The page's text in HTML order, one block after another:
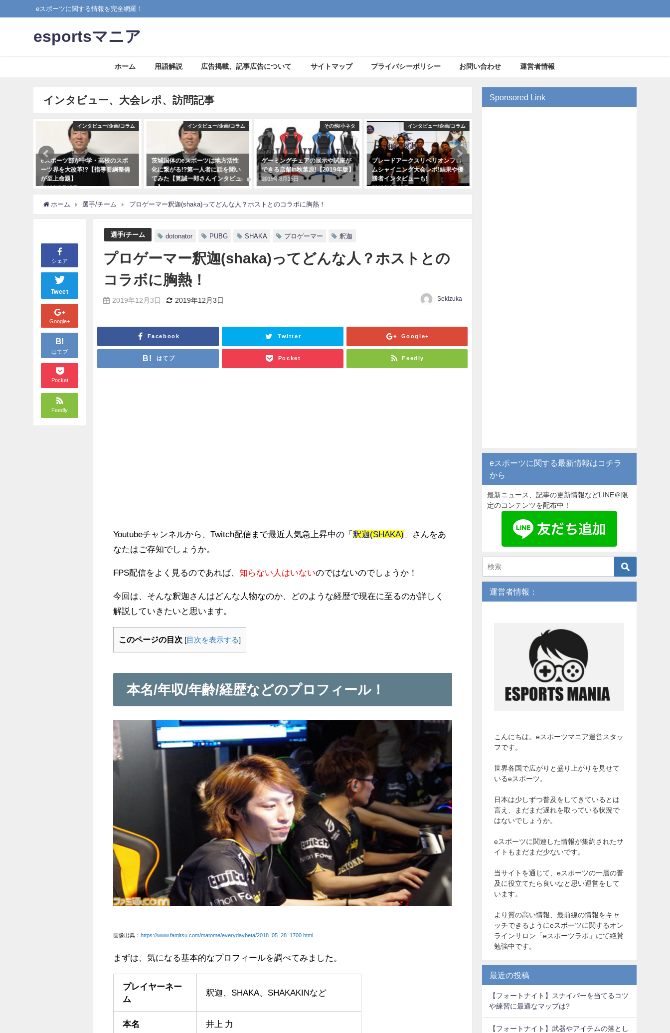
eスポーツに関する情報を完全網羅！
esportsマニア
ホーム 用語解説 広告掲載、記事広告について サイトマップ プライバシーポリシー お問い合わせ 運営者情報
インタビュー、大会レポ、訪問記事
インタビュー/企画/コラム
茨城国体のeスポーツは地方活性
化に繋がる!?第一人者に話を聞い
てみた【筧誠一郎さんインタビュ
ー】
その他/小ネタ
ゲーミングチェアの展示や試座が
できる店舗in秋葉原!【2019年版】
2019年3月15日
インタビュー/企画/コラム
ブレードアークスリベリオンフロ
ムシャイニング大会レポ!結果や優
勝者インタビューも!
2019年3月19日
インタビュー/企画/コラム
eスポーツ部が中学・高校のスポ
ーツ界を大改革!?【指導要綱整備
が至上命題】
2019年5月15日
ホーム 選手/チーム プロゲーマー釈迦(shaka)ってどんな人？ホストとのコラボに胸熱！
シェア
Tweet
Google+
B!
はてブ
Pocket
Feedly
選手/チーム dotonator PUBG SHAKA プロゲーマー 釈迦
プロゲーマー釈迦(shaka)ってどんな人？ホストとの
コラボに胸熱！
2019年12月3日 2019年12月3日 Sekizuka
Facebook Twitter Google+
はてブ Pocket Feedly
Youtubeチャンネルから、Twitch配信まで最近人気急上昇中の「 釈迦(SHAKA) 」さんをあ
なたはご存知でしょうか。
FPS配信をよく見るのであれば、知らない人はいないのではないのでしょうか！
今回は、そんな釈迦さんはどんな人物なのか、どのような経歴で現在に至るのか詳しく
解説していきたいと思います。
このページの目次 目次を表示する
本名/年収/年齢/経歴などのプロフィール！
画像出典： https://www.famitsu.com/matome/everydaybeta/2018_05_28_1700.html
まずは、気になる基本的なプロフィールを調べてみました。
プレイヤーネー
ム
釈迦、SHAKA、SHAKAKINなど
本名 井上 力
Sponsored Link
eスポーツに関する最新情報はコチラ
から
最新ニュース、記事の更新情報などLINE＠限
定のコンテンツを配布中！
運営者情報：
こんにちは。eスポーツマニア運営スタッ
フです。
世界各国で広がりと盛り上がりを見せて
いるeスポーツ。
日本は少しずつ普及をしてきているとは
言え、まだまだ遅れを取っている状況で
はないでしょうか。
eスポーツに関連した情報が集約されたサ
イトもまだまだ少ないです。
当サイトを通じて、eスポーツの一層の普
及に役立てたら良いなと思い運営をして
います。
より質の高い情報、最前線の情報をキャ
ッチできるようにeスポーツに関するオン
ラインサロン「eスポーツラボ」にて絶賛
勉強中です。
最近の投稿
【フォートナイト】スナイパーを当てるコツ
や練習に最適なマップは?
【フォートナイト】武器やアイテムの落とし